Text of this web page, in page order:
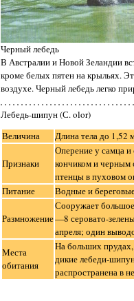
Черный лебедь
В Австралии и Новой Зеландии
кроме белых пятен на крыльях.
воздухе. Черный лебедь легко
Лебедь-шипун (С. olor)
Величина
Длина тела до 1,52
Признаки
Оперение у самца
кончиком и черным
птенцы в пуховом
Питание
Водные и
Размножение
Сооружает
—8 серовато-
апреля; один
Места
обитания
На больших
дикие лебеди-
распространена в